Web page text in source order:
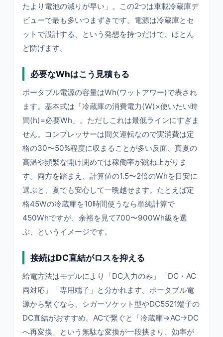
たより電池の減りが早い」。この2つは車載冷蔵庫デ
ビューで最も多いつまずきです。電源は冷蔵庫とセ
ットで設計する、という発想を持つだけで、ほとん
ど防げます。
必要なWhはこう見積もる
ポータブル電源の容量はWh(ワットアワー)で表され
ます。基本式は「冷蔵庫の消費電力(W)×使いたい時
間(h)=必要Wh」。ただしこれは最低ラインにすぎま
せん。コンプレッサーは間欠運転なので実消費は定
格の30〜50%程度に収まることが多い反面、真夏の
高温や頻繁な開け閉めでは稼働率が跳ね上がりま
す。両方を踏まえ、計算値の1.5〜2倍のWhを目安に
選ぶと、夏でも安心して一晩越せます。たとえば定
格45Wの冷蔵庫を10時間使うなら単純計算で
450Whですが、余裕を見て700〜900Wh級を選
ぶ、というイメージです。
接続はDC直結がロスを抑える
給電方法はモデルにより「DC入力のみ」「DC・AC
両対応」「専用端子」と分かれます。ポータブル電
源から繋ぐなら、シガーソケット型やDC5521端子の
DC直結がおすすめ。ACで繋ぐと「冷蔵庫→AC→DC
へ再変換」という無駄な変換が一段挟まり、効率が